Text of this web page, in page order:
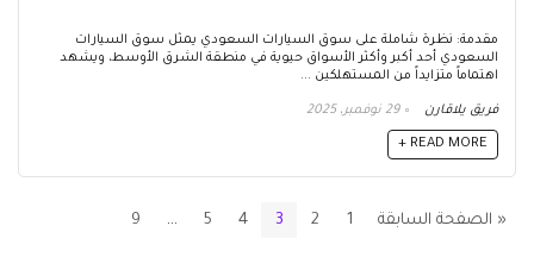
مقدمة: نظرة شاملة على سوق السيارات السعودي يمثل سوق السيارات
السعودي أحد أكبر وأكثر الأسواق حيوية في منطقة الشرق الأوسط، ويشهد
اهتماماً متزايداً من المستهلكين ...
فريق يلاقارن 29 نوفمبر، 2025
READ MORE +
« الصفحة السابقة 1
2
3
4
5
…
9